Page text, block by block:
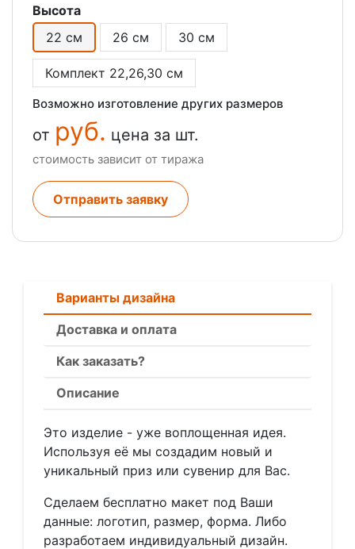
Высота
22 см
26 см 30 см
Комплект 22,26,30 см
Возможно изготовление других размеров
от руб. цена за шт.
стоимость зависит от тиража
Отправить заявку
Варианты дизайна
Доставка и оплата
Как заказать?
Описание
Это изделие - уже воплощенная идея.
Используя её мы создадим новый и
уникальный приз или сувенир для Вас.
Сделаем бесплатно макет под Ваши
данные: логотип, размер, форма. Либо
разработаем индивидуальный дизайн.